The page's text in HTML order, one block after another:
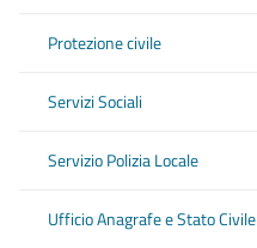
Protezione civile
Servizi Sociali
Servizio Polizia Locale
Ufficio Anagrafe e Stato Civile